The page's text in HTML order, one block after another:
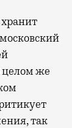
хранит
целом же
так